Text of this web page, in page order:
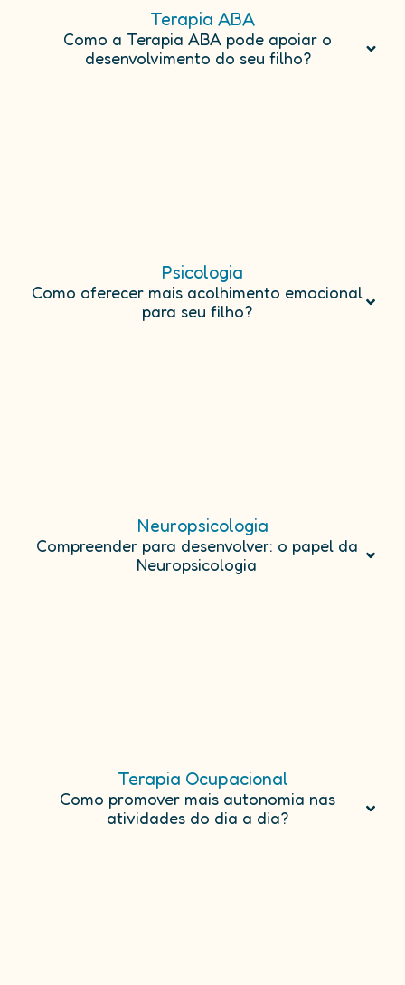
Terapia ABA
Como a Terapia ABA pode apoiar o
desenvolvimento do seu filho?
Psicologia
Como oferecer mais acolhimento emocional
para seu filho?
Neuropsicologia
Compreender para desenvolver: o papel da
Neuropsicologia
Terapia Ocupacional
Como promover mais autonomia nas
atividades do dia a dia?